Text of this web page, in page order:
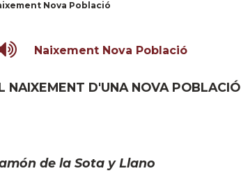
Nova Població
Naixement Nova Població
NAIXEMENT D'UNA NOVA POBLACIÓ
de la Sota y Llano